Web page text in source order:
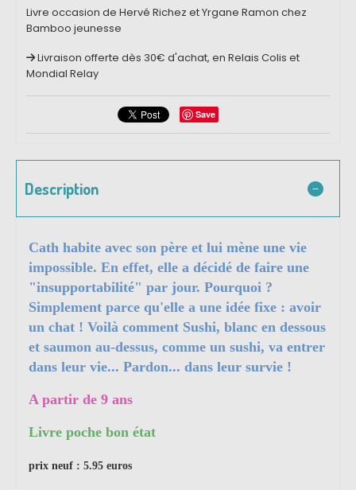
Livre occasion de Hervé Richez et Yrgane Ramon chez
Bamboo jeunesse
Livraison offerte dès 30€ d'achat, en Relais Colis et
Mondial Relay
Save
Description
Cath habite avec son père et lui mène une vie
impossible. En effet, elle a décidé de faire une
"insupportabilité" par jour. Pourquoi ?
Simplement parce qu'elle a une idée fixe : avoir
un chat ! Voilà comment Sushi, blanc en dessous
et saumon au-dessus, comme un sushi, va entrer
dans leur vie... Pardon... dans leur survie !
A partir de 9 ans
Livre poche bon état
prix neuf : 5.95 euros